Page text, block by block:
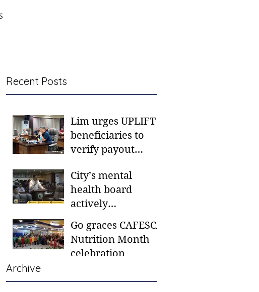
Recent Posts
Lim urges UPLIFT
beneficiaries to
verify payout
CSWD district sites
City’s mental
health board
actively
students in need -
Gaane
Go graces CAFESCA
Nutrition Month
celebration
Archive